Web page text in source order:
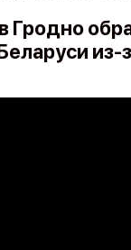
из-